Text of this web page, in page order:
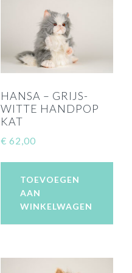
HANSA – GRIJS-
WITTE HANDPOP
KAT
€ 62,00
TOEVOEGEN
AAN
WINKELWAGEN